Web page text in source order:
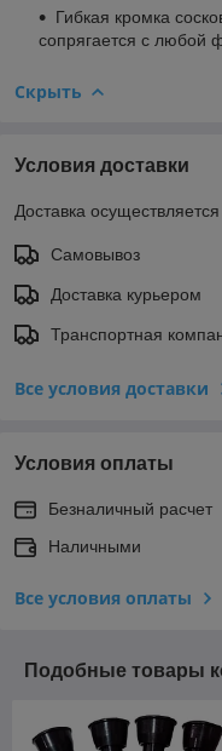
Гибкая кромка
сопрягается с любой
Скрыть
Условия доставки
Доставка
Самовывоз
Доставка курьером
Транспортная
Все условия доставки
Условия оплаты
Безналичный расчет
Наличными
Все условия оплаты
Подобные товары